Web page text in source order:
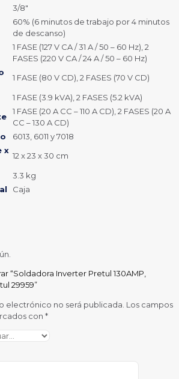
3/8″
60% (6 minutos de trabajo por 4 minutos
de descanso)
1 FASE (127 V CA / 31 A / 50 – 60 Hz), 2
FASES (220 V CA / 24 A / 50 – 60 Hz)
1 FASE (80 V CD), 2 FASES (70 V CD)
1 FASE (3.9 kVA), 2 FASES (5.2 kVA)
1 FASE (20 A CC – 110 A CD), 2 FASES (20 A
CC – 130 A CD)
6013, 6011 y 7018
x
12 x 23 x 30 cm
3.3 kg
Caja
“Soldadora Inverter Pretul 130AMP,
29959”
electrónico no será publicada. Los campos
con *